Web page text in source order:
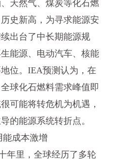
天然气、煤炭等化石燃
史新高，为寻求能源安
出台了中长期能源规
能源、电动汽车、核能
位。IEA预测认为，在
球化石燃料需求峰值即
可能将转危机为机遇，
的能源系统转折点。
成本激增
里，全球经历了多轮